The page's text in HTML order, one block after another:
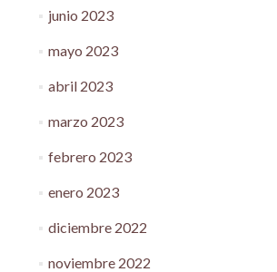
junio 2023
mayo 2023
abril 2023
marzo 2023
febrero 2023
enero 2023
diciembre 2022
noviembre 2022